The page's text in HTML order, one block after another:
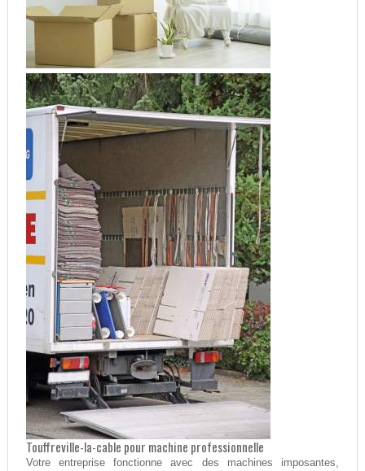
Touffreville-la-cable pour machine professionnelle
Votre entreprise fonctionne avec des machines imposantes,